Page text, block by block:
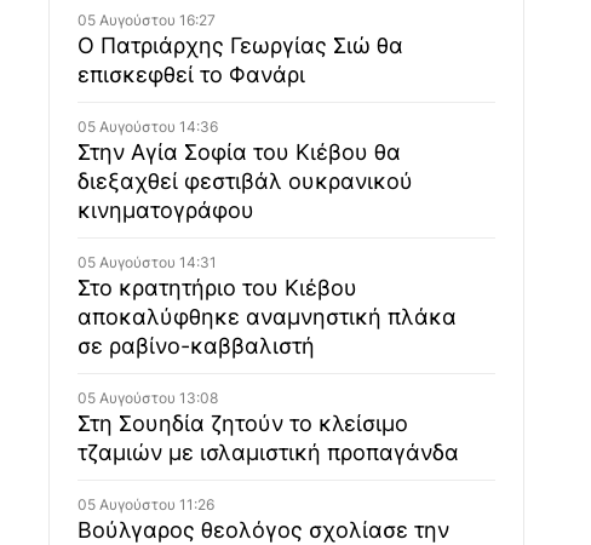
05 Αυγούστου 16:27
Ο Πατριάρχης Γεωργίας Σιώ θα
επισκεφθεί το Φανάρι
05 Αυγούστου 14:36
Στην Αγία Σοφία του Κιέβου θα
διεξαχθεί φεστιβάλ ουκρανικού
κινηματογράφου
05 Αυγούστου 14:31
Στο κρατητήριο του Κιέβου
αποκαλύφθηκε αναμνηστική πλάκα
σε ραβίνο-καββαλιστή
05 Αυγούστου 13:08
Στη Σουηδία ζητούν το κλείσιμο
τζαμιών με ισλαμιστική προπαγάνδα
05 Αυγούστου 11:26
Βούλγαρος θεολόγος σχολίασε την